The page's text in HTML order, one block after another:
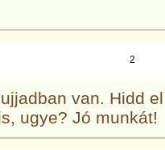
2
van. Hidd
ugye? Jó munkát!